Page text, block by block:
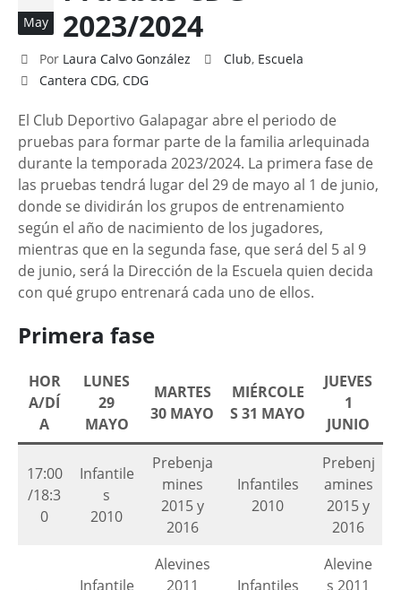
May
2023/2024
Por Laura Calvo González Club, Escuela
Cantera CDG,CDG
El Club Deportivo Galapagar abre el periodo de
pruebas para formar parte de la familia arlequinada
durante la temporada 2023/2024. La primera fase de
las pruebas tendrá lugar del 29 de mayo al 1 de junio,
donde se dividirán los grupos de entrenamiento
según el año de nacimiento de los jugadores,
mientras que en la segunda fase, que será del 5 al 9
de junio, será la Dirección de la Escuela quien decida
con qué grupo entrenará cada uno de ellos.
Primera fase
HOR
A/DÍ
A
LUNES
29
MAYO
MARTES
30 MAYO
MIÉRCOLE
S 31 MAYO
JUEVES
1
JUNIO
17:00
/18:3
0
Infantile
s
2010
Prebenja
mines
2015 y
2016
Infantiles
2010
Prebenj
amines
2015 y
2016
Infantile
Alevines
2011
Infantiles
Alevine
s 2011